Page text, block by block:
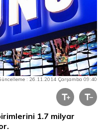
: 26.11.2014 Çarşamba 09:40
1.7 milyar